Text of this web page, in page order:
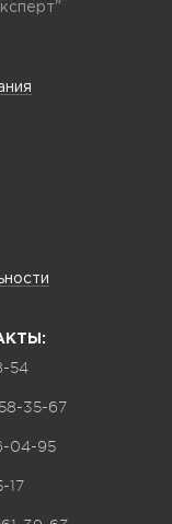
54
35-67
04-95
17